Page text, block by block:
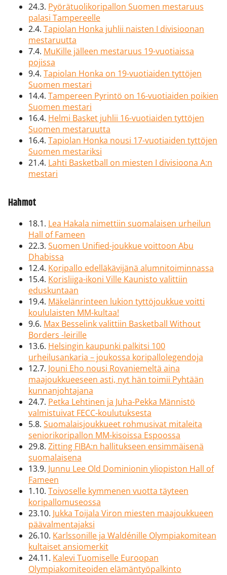
24.3. Pyörätuolikoripallon Suomen mestaruus
palasi Tampereelle
2.4. Tapiolan Honka juhlii naisten I divisioonan
mestaruutta
7.4. MuKille jälleen mestaruus 19-vuotiaissa
pojissa
9.4. Tapiolan Honka on 19-vuotiaiden tyttöjen
Suomen mestari
14.4. Tampereen Pyrintö on 16-vuotiaiden poikien
Suomen mestari
16.4. Helmi Basket juhlii 16-vuotiaiden tyttöjen
Suomen mestaruutta
16.4. Tapiolan Honka nousi 17-vuotiaiden tyttöjen
Suomen mestariksi
21.4. Lahti Basketball on miesten I divisioona A:n
mestari
Hahmot
18.1. Lea Hakala nimettiin suomalaisen urheilun
Hall of Fameen
22.3. Suomen Unified-joukkue voittoon Abu
Dhabissa
12.4. Koripallo edelläkävijänä alumnitoiminnassa
15.4. Korisliiga-ikoni Ville Kaunisto valittiin
eduskuntaan
19.4. Mäkelänrinteen lukion tyttöjoukkue voitti
koululaisten MM-kultaa!
9.6. Max Besselink valittiin Basketball Without
Borders -leirille
13.6. Helsingin kaupunki palkitsi 100
urheilusankaria – joukossa koripallolegendoja
12.7. Jouni Eho nousi Rovaniemeltä aina
maajoukkueeseen asti, nyt hän toimii Pyhtään
kunnanjohtajana
24.7. Petka Lehtinen ja Juha-Pekka Männistö
valmistuivat FECC-koulutuksesta
5.8. Suomalaisjoukkueet rohmusivat mitaleita
seniorikoripallon MM-kisoissa Espoossa
29.8. Zitting FIBA:n hallitukseen ensimmäisenä
suomalaisena
13.9. Junnu Lee Old Dominionin yliopiston Hall of
Fameen
1.10. Toivoselle kymmenen vuotta täyteen
koripallomuseossa
23.10. Jukka Toijala Viron miesten maajoukkueen
päävalmentajaksi
26.10. Karlssonille ja Waldénille Olympiakomitean
kultaiset ansiomerkit
24.11. Kalevi Tuomiselle Euroopan
Olympiakomiteoiden elämäntyöpalkinto